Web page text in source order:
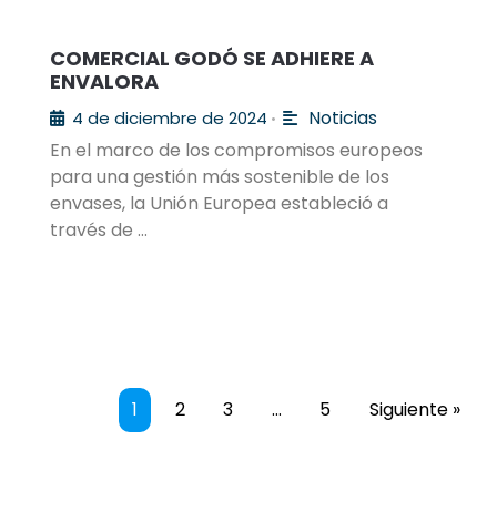
COMERCIAL GODÓ SE ADHIERE A
ENVALORA
4 de diciembre de 2024 •
Noticias
En el marco de los compromisos europeos
para una gestión más sostenible de los
envases, la Unión Europea estableció a
través de …
1 2 3 … 5 Siguiente »